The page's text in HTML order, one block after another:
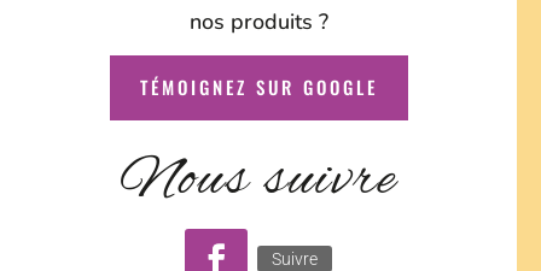
nos produits ?
TÉMOIGNEZ SUR GOOGLE
Nous suivre
Suivre